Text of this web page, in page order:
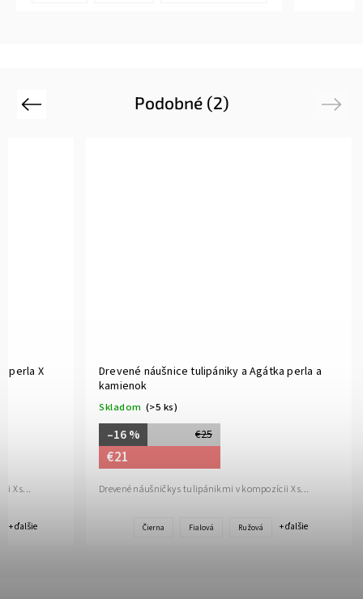
Podobné (2)
Previous
perla X
X s...
+ ďalšie
Drevené náušnice tulipániky a Agátka perla a
kamienok
Skladom (>5 ks)
€25
–16 %
€21
Drevené náušničky s tulipánikmi v kompozícii X s...
Čierna Fialová Ružová + ďalšie
Next